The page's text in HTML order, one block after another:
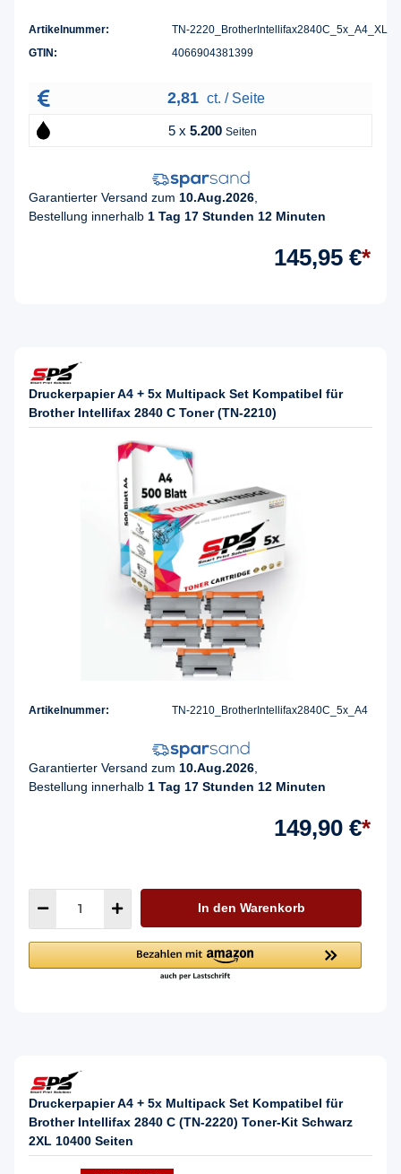
Artikelnummer:
TN-2220_BrotherIntellifax2840C_5x_A4_XL
GTIN:
4066904381399
2,81 ct. / Seite
5 x 5.200 Seiten
Garantierter Versand zum 10.Aug.2026
Bestellung innerhalb 1 Tag 17 Stunden 12 Minuten
145,95 €*
Druckerpapier A4 + 5x Multipack Set Kompatibel für
Brother Intellifax 2840 C Toner (TN-2210)
Artikelnummer: TN-2210_BrotherIntellifax2840C_5x_A4
Garantierter Versand zum 10.Aug.2026,
Bestellung innerhalb 1 Tag 17 Stunden 12 Minuten
149,90 €*
In den Warenkorb
Druckerpapier A4 + 5x Multipack Set Kompatibel für
Brother Intellifax 2840 C (TN-2220) Toner-Kit Schwarz
2XL 10400 Seiten